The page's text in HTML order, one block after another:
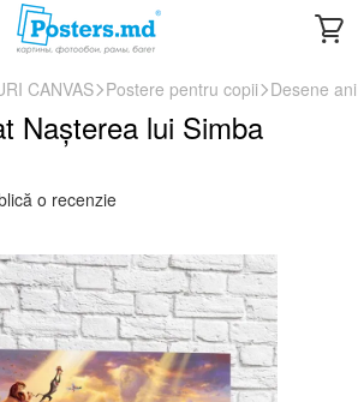
CANVAS Postere pentru copii Desene
Nașterea lui Simba
o recenzie